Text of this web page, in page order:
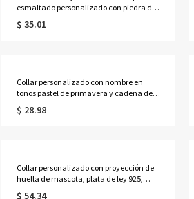
esmaltado personalizado con piedra de
nacimiento, joyería delicada de plata de
ley 925, regalo de
$ 35.01
Collar personalizado con nombre en
tonos pastel de primavera y cadena de
margaritas, joyería floral delicada y
colorida, recuerdo para fiestas de
$ 28.98
Collar personalizado con proyección de
huella de mascota, plata de ley 925,
delicada imagen de gato/perro en el
$ 54.34